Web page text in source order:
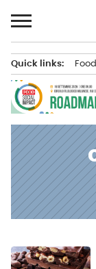
al
contenuto
principale
Quick links:
News